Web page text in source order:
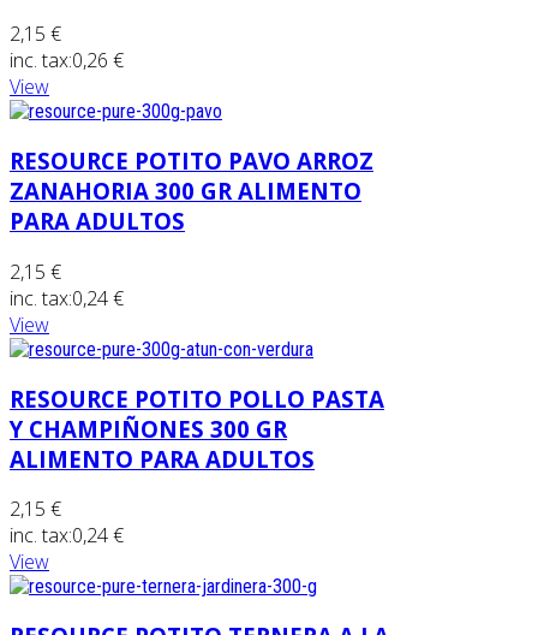
2,15 €
inc. tax:0,26 €
View
RESOURCE POTITO PAVO ARROZ
ZANAHORIA 300 GR ALIMENTO
PARA ADULTOS
2,15 €
inc. tax:0,24 €
View
RESOURCE POTITO POLLO PASTA
Y CHAMPIÑONES 300 GR
ALIMENTO PARA ADULTOS
2,15 €
inc. tax:0,24 €
View